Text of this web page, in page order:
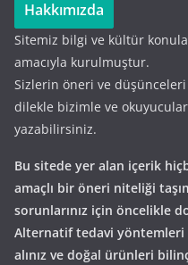
Hakkımızda
Sitemiz bilgi ve kültür
amacıyla kurulmuştur.
Sizlerin öneri ve
dilekle bizimle ve
yazabilirsiniz.
Bu sitede yer alan içerik
amaçlı bir öneri niteliği
sorunlarınız için öncelikle
Alternatif tedavi
alınız ve doğal ürünleri